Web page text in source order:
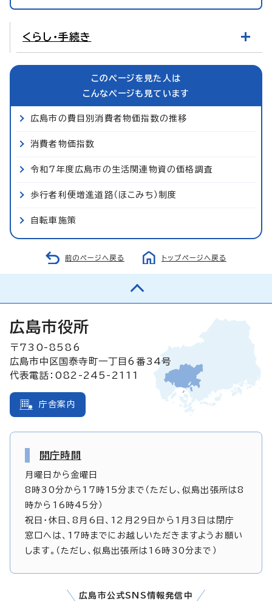
くらし・手続き
このページを見た人は
こんなページも見ています
広島市の費目別消費者物価指数の推移
消費者物価指数
令和7年度広島市の生活関連物資の価格調査
歩行者利便増進道路（ほこみち）制度
自転車施策
前のページへ戻る トップページへ戻る
広島市役所
〒730-8586
広島市中区国泰寺町一丁目6番34号
代表電話：082-245-2111
庁舎案内
開庁時間
月曜日から金曜日
8時30分から17時15分まで（ただし、似島出張所は8
時から16時45分）
祝日・休日、8月6日、12月29日から1月3日は閉庁
窓口へは、17時までにお越しいただきますようお願い
します。（ただし、似島出張所は16時30分まで）
広島市公式SNS情報発信中